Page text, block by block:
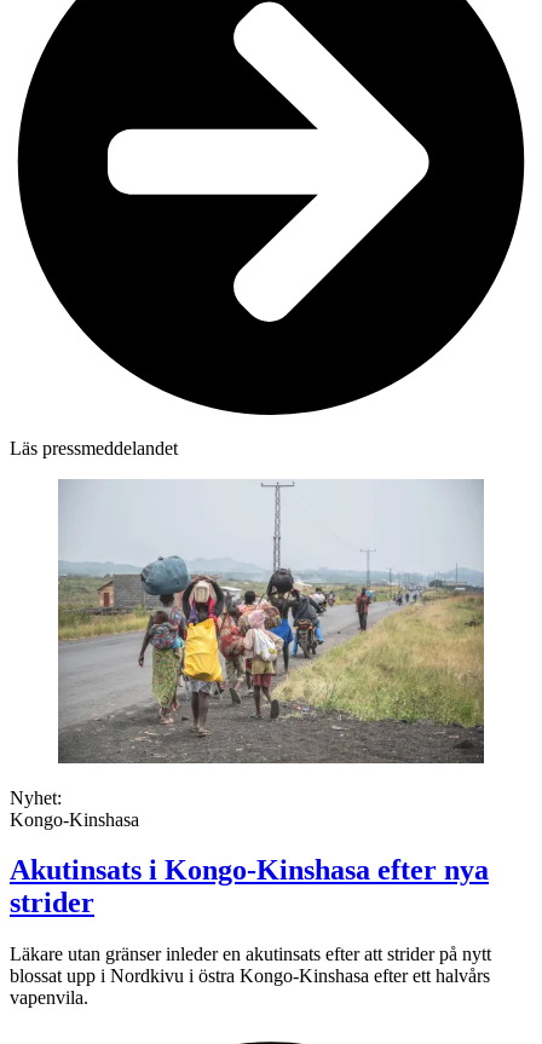
Läs pressmeddelandet
Nyhet:
Kongo-Kinshasa
Akutinsats i Kongo-Kinshasa efter nya
strider
Läkare utan gränser inleder en akutinsats efter att strider på nytt
blossat upp i Nordkivu i östra Kongo-Kinshasa efter ett halvårs
vapenvila.